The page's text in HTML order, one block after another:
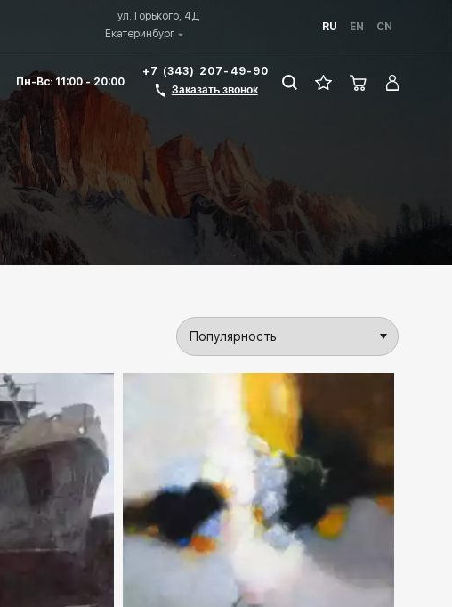
Екатеринбург
ул. Горького, 4Д
RU
EN CN
Пн-Вс: 11:00 - 20:00
+7 (343) 207-49-90
Заказать звонок